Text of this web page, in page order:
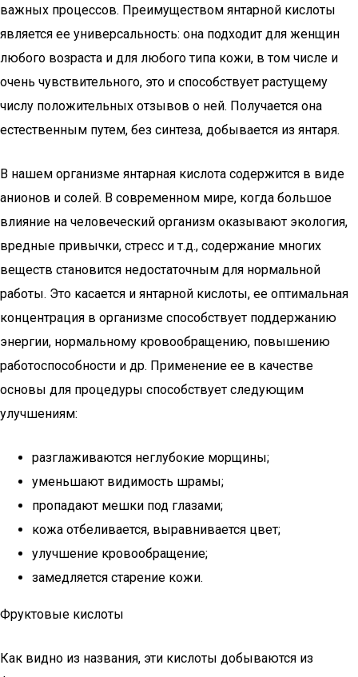
важных процессов. Преимуществом янтарной кислоты
является ее универсальность: она подходит для женщин
любого возраста и для любого типа кожи, в том числе и
очень чувствительного, это и способствует растущему
числу положительных отзывов о ней. Получается она
естественным путем, без синтеза, добывается из янтаря.
В нашем организме янтарная кислота содержится в виде
анионов и солей. В современном мире, когда большое
влияние на человеческий организм оказывают экология,
вредные привычки, стресс и т.д., содержание многих
веществ становится недостаточным для нормальной
работы. Это касается и янтарной кислоты, ее оптимальная
концентрация в организме способствует поддержанию
энергии, нормальному кровообращению, повышению
работоспособности и др. Применение ее в качестве
основы для процедуры способствует следующим
улучшениям:
разглаживаются неглубокие морщины;
уменьшают видимость шрамы;
пропадают мешки под глазами;
кожа отбеливается, выравнивается цвет;
улучшение кровообращение;
замедляется старение кожи.
Фруктовые кислоты
Как видно из названия, эти кислоты добываются из